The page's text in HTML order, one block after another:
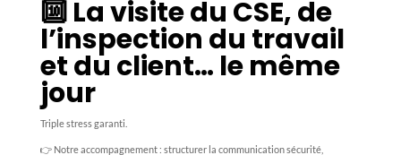
🔟 La visite du CSE, de
l’inspection du travail
et du client… le même
jour
Triple stress garanti.
👉 Notre accompagnement : structurer la communication sécurité,